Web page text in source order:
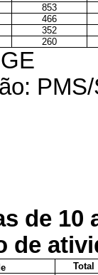
853
466
352
260
de
de
Total